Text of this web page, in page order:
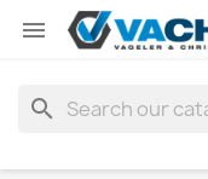

search